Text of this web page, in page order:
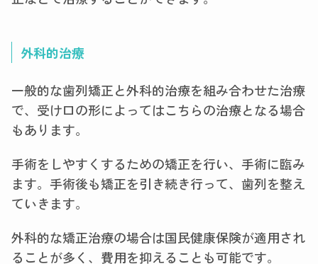
外科的治療
一般的な歯列矯正と外科的治療を組み合わせた治療
で、受け口の形によってはこちらの治療となる場合
もあります。
手術をしやすくするための矯正を行い、手術に臨み
ます。手術後も矯正を引き続き行って、歯列を整え
ていきます。
外科的な矯正治療の場合は国民健康保険が適用され
ることが多く、費用を抑えることも可能です。